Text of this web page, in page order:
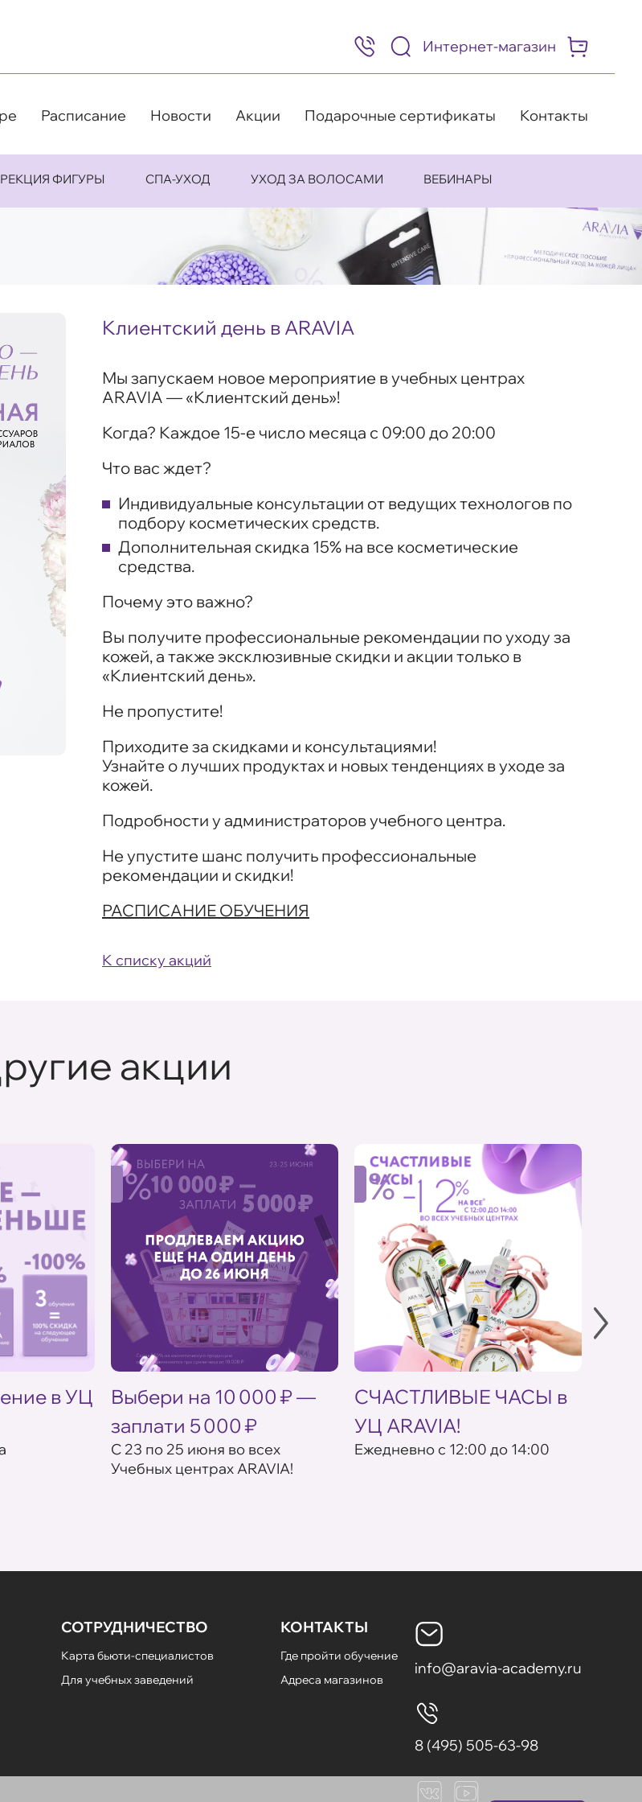
8
(495)
505-
98
Интернет-магазин
Расписание Новости Акции Подарочные сертификаты Контакты
ФИГУРЫ СПА-УХОД УХОД ЗА ВОЛОСАМИ ВЕБИНАРЫ
Клиентский день в ARAVIA
Мы запускаем новое мероприятие в учебных центрах
ARAVIA — «Клиентский день»!
Когда? Каждое 15-е число месяца с 09:00 до 20:00
Что вас ждет?
Индивидуальные консультации от ведущих технологов по
подбору косметических средств.
Дополнительная скидка 15% на все косметические
средства.
Почему это важно?
Вы получите профессиональные рекомендации по уходу за
кожей, а также эксклюзивные скидки и акции только в
«Клиентский день».
Не пропустите!
Приходите за скидками и консультациями!
Узнайте о лучших продуктах и новых тенденциях в уходе за
кожей.
Подробности у администраторов учебного центра.
Не упустите шанс получить профессиональные
рекомендации и скидки!
РАСПИСАНИЕ ОБУЧЕНИЯ
К списку акций
акции
в УЦ
%
Выбери на 10 000 ₽ —
заплати 5 000 ₽
С 23 по 25 июня во всех
Учебных центрах ARAVIA!
%
СЧАСТЛИВЫЕ ЧАСЫ в
УЦ ARAVIA!
Eжедневно с 12:00 до 14:00
СОТРУДНИЧЕСТВО
Карта бьюти-специалистов
Для учебных заведений
КОНТАКТЫ
Где пройти обучение
Адреса магазинов
info@aravia-academy.ru
8 (495) 505-63-98